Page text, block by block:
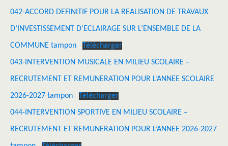
042-ACCORD DEFINITIF POUR LA REALISATION DE TRAVAUX
D’INVESTISSEMENT D’ECLAIRAGE SUR L’ENSEMBLE DE LA
COMMUNE tampon Télécharger
043-INTERVENTION MUSICALE EN MILIEU SCOLAIRE –
RECRUTEMENT ET REMUNERATION POUR L’ANNEE SCOLAIRE
2026-2027 tampon Télécharger
044-INTERVENTION SPORTIVE EN MILIEU SCOLAIRE –
RECRUTEMENT ET REMUNERATION POUR L’ANNEE 2026-2027